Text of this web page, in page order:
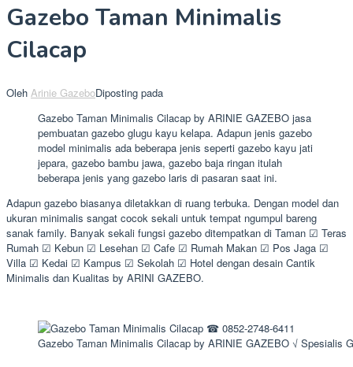
Gazebo Taman Minimalis
Cilacap
Oleh Arinie GazeboDiposting pada
Gazebo Taman Minimalis Cilacap by ARINIE GAZEBO jasa
pembuatan gazebo glugu kayu kelapa. Adapun jenis gazebo
model minimalis ada beberapa jenis seperti gazebo kayu jati
jepara, gazebo bambu jawa, gazebo baja ringan itulah
beberapa jenis yang gazebo laris di pasaran saat ini.
Adapun gazebo biasanya diletakkan di ruang terbuka. Dengan model dan
ukuran minimalis sangat cocok sekali untuk tempat ngumpul bareng
sanak family. Banyak sekali fungsi gazebo ditempatkan di Taman ☑ Teras
Rumah ☑ Kebun ☑ Lesehan ☑ Cafe ☑ Rumah Makan ☑ Pos Jaga ☑
Villa ☑ Kedai ☑ Kampus ☑ Sekolah ☑ Hotel dengan desain Cantik
Minimalis dan Kualitas by ARINI GAZEBO.
Gazebo Taman Minimalis Cilacap by ARINIE GAZEBO √ Spesialis